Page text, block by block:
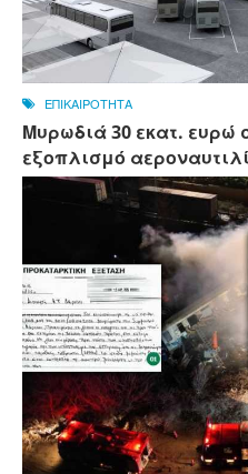
ΕΠΙΚΑΙΡΟΤΗΤΑ
Μυρωδιά 30 εκατ. ευρώ
εξοπλισμό